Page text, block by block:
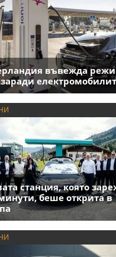
въвежда
заради
станция, която
беше открита в